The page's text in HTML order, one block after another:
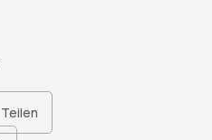
Teilen